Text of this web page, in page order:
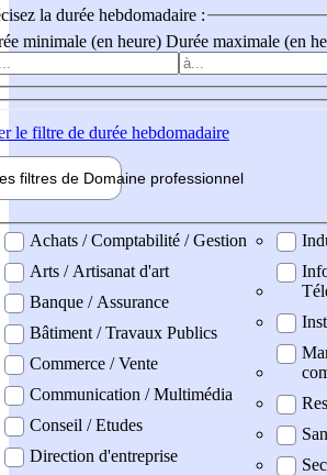
la durée hebdomadaire :
minimale (en heure) Durée maximale (en
le filtre de durée hebdomadaire
filtres de Domaine professionnel
professionel
Achats / Comptabilité / Gestion
Arts / Artisanat d'art
Banque / Assurance
Bâtiment / Travaux Publics
Commerce / Vente
Communication / Multimédia
Conseil / Etudes
Direction d'entreprise